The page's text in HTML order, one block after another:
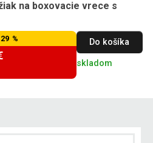
na boxovacie vrece s
% Do košíka
skladom